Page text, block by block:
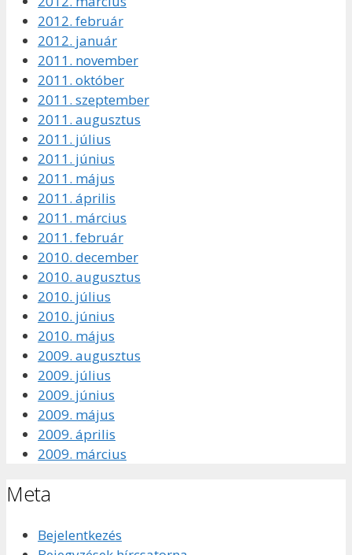
2012. február
2012. január
2011. november
2011. október
2011. szeptember
2011. augusztus
2011. július
2011. június
2011. május
2011. április
2011. március
2011. február
2010. december
2010. augusztus
2010. július
2010. június
2010. május
2009. augusztus
2009. július
2009. június
2009. május
2009. április
2009. március
Meta
Bejelentkezés